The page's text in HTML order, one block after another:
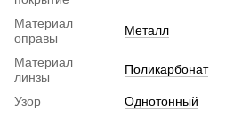
Материал
оправы
Металл
Материал
линзы
Поликарбонат
Узор
Однотонный